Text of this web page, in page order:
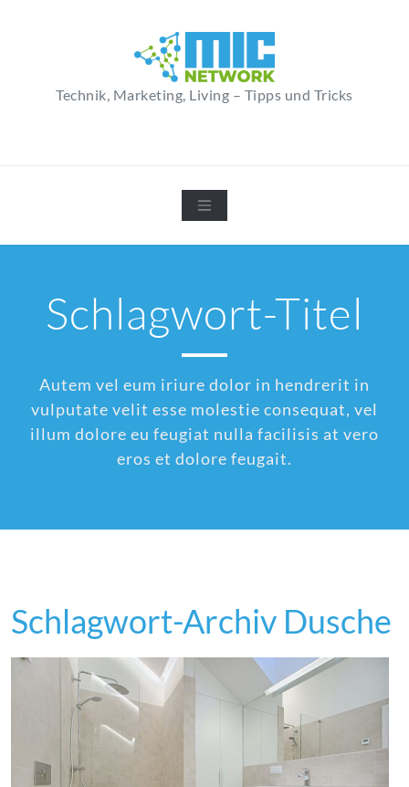
Technik, Marketing, Living – Tipps und Tricks
Schlagwort-Titel
Autem vel eum iriure dolor in hendrerit in
vulputate velit esse molestie consequat, vel
illum dolore eu feugiat nulla facilisis at vero
eros et dolore feugait.
Schlagwort-Archiv Dusche